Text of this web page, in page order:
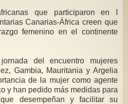
que participaron en I
Canarias-África creen que
femenino en el continente
del encuentro mujeres
Gambia, Mauritania y Argelia
de la mujer como agente
y han pedido más medidas para
desempeñan y facilitar su